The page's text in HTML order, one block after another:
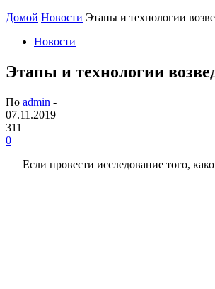
Домой Новости Этапы и технологии
Новости
Этапы и технологии
По admin -
07.11.2019
311
0
Если провести исследование того,